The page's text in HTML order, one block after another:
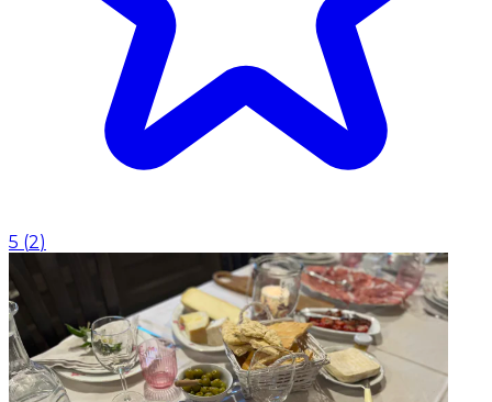
5 (2)